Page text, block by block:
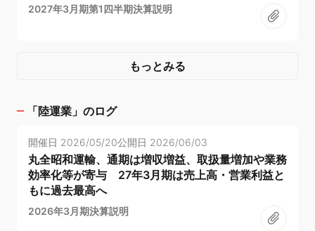
2027年3月期第1四半期決算説明
もっとみる
「陸運業 」のログ
開催日 2026/05/20公開日 2026/06/03
丸全昭和運輸、通期は増収増益、取扱量増加や業務
効率化等が寄与 27年3月期は売上高・営業利益と
もに過去最高へ
2026年3月期決算説明